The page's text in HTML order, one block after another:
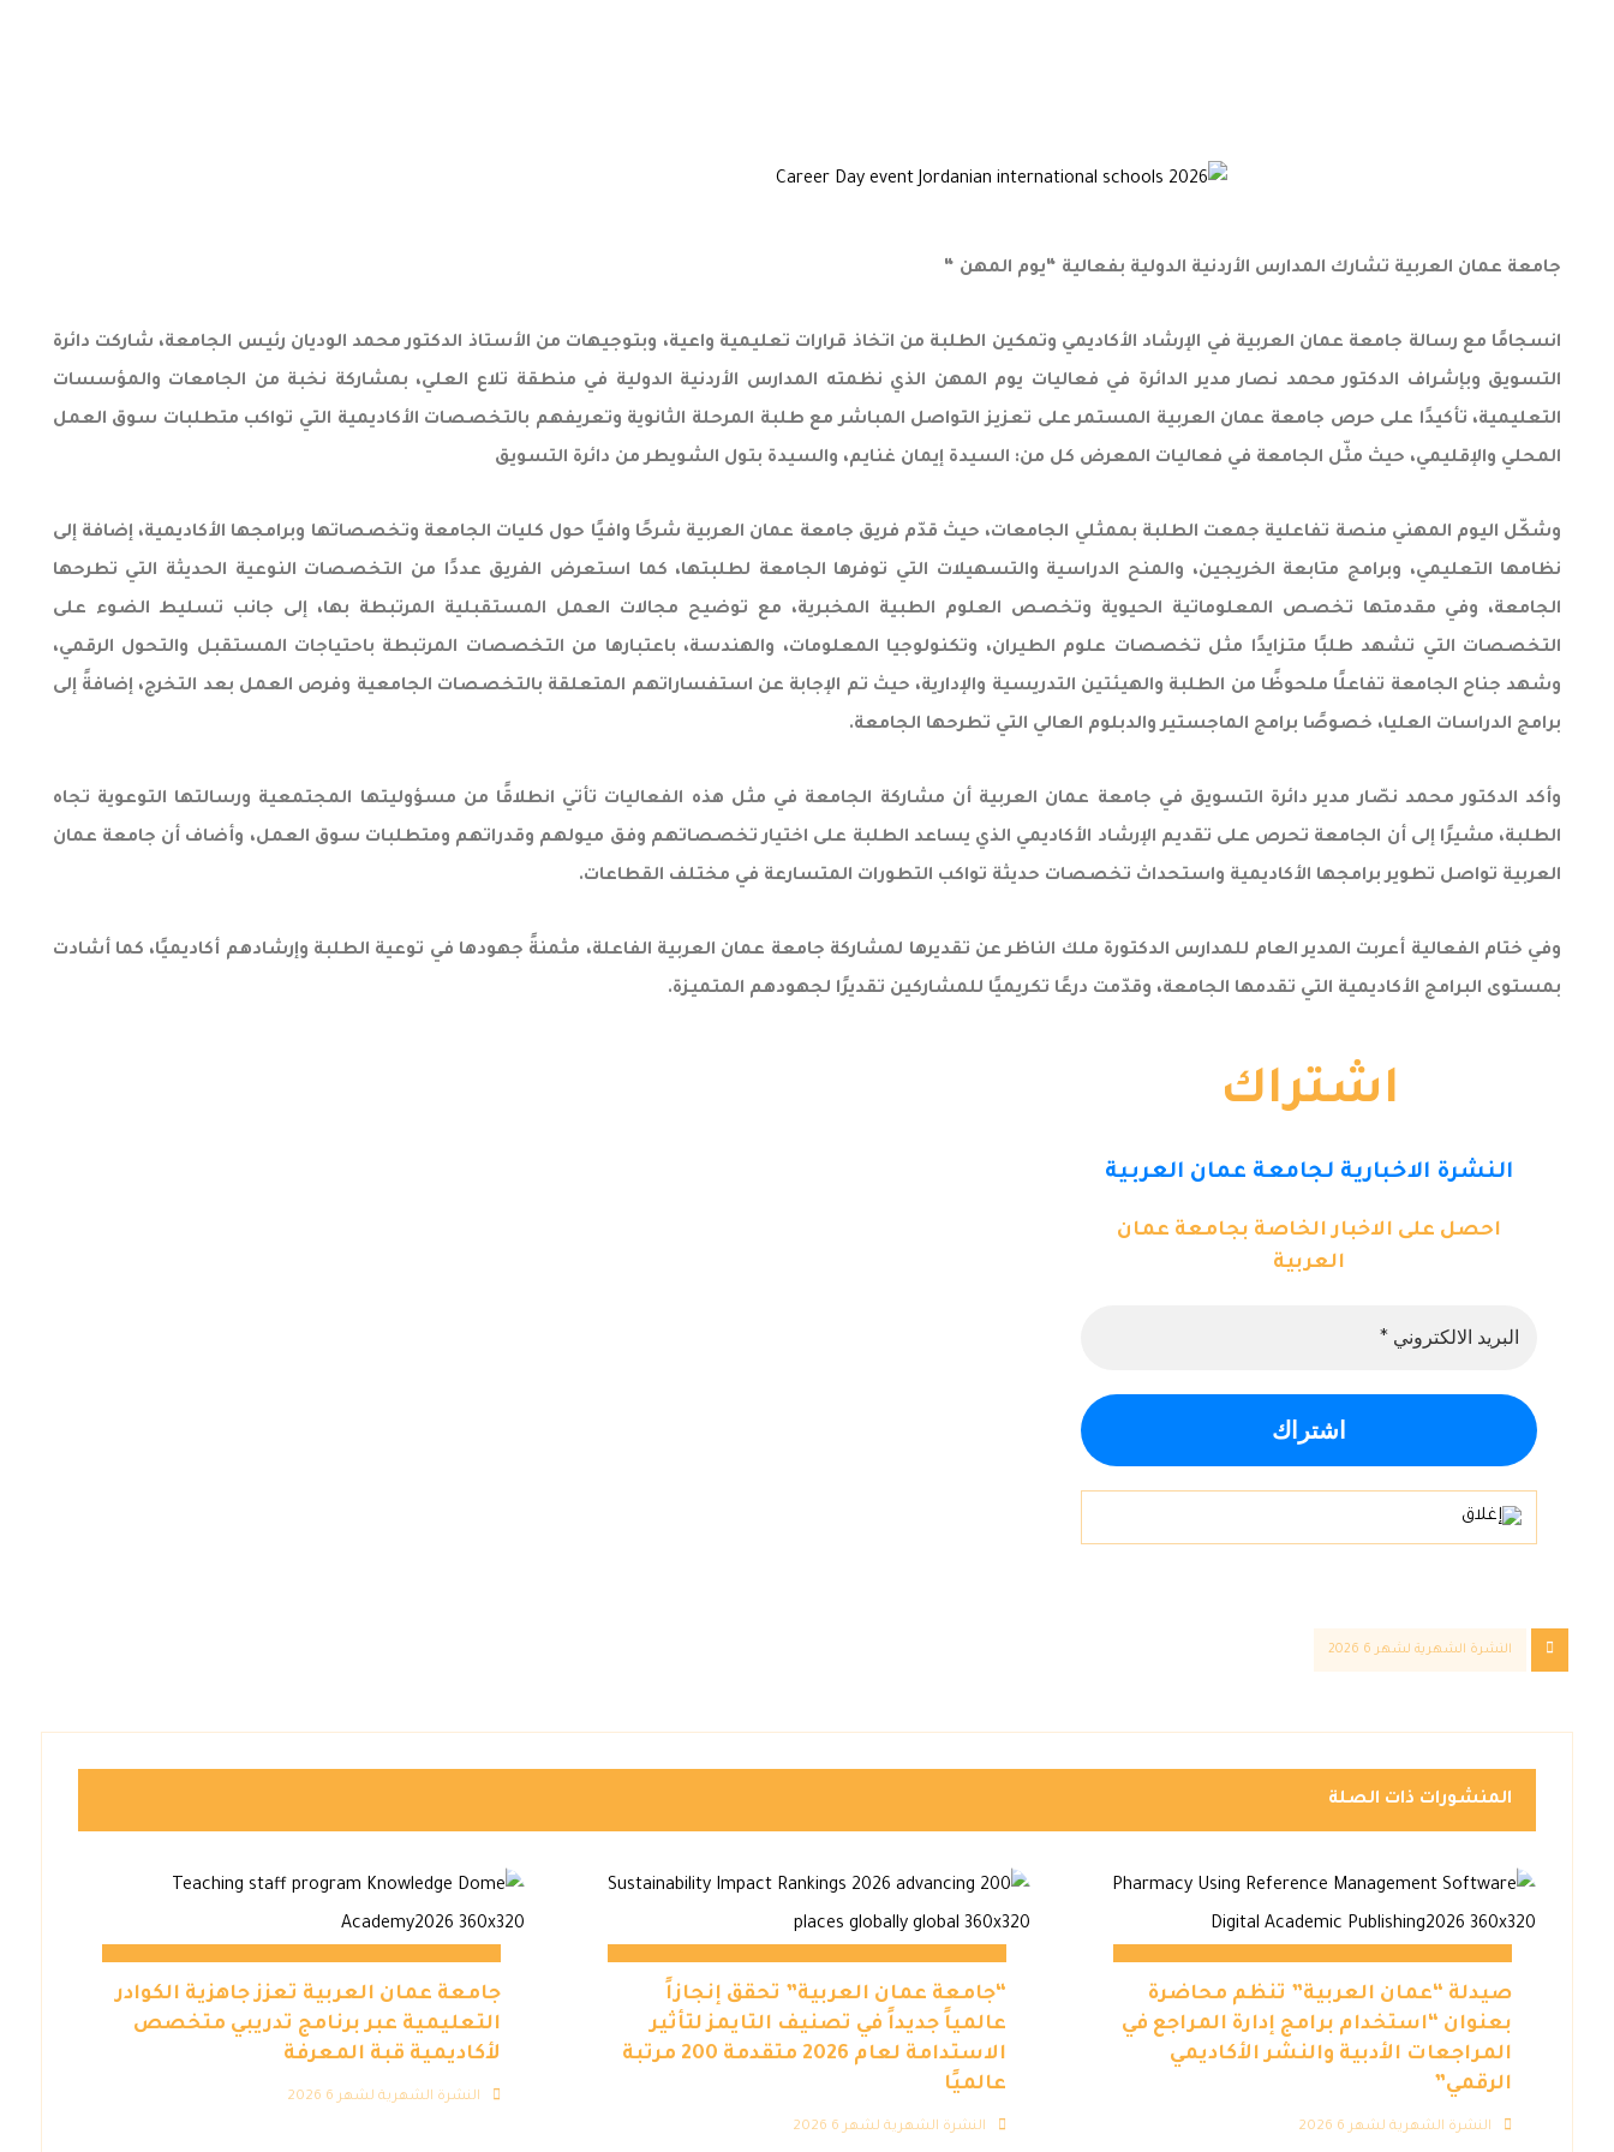
جامعة عمان العربية تشارك المدارس الأردنية الدولية بفعالية “يوم المهن “
انسجامًا مع رسالة جامعة عمان العربية في الإرشاد الأكاديمي وتمكين الطلبة من اتخاذ قرارات تعليمية واعية، وبتوجيهات من الأستاذ الدكتور محمد الوديان رئيس الجامعة، شاركت دائرة
التسويق وبإشراف الدكتور محمد نصار مدير الدائرة في فعاليات يوم المهن الذي نظمته المدارس الأردنية الدولية في منطقة تلاع العلي، بمشاركة نخبة من الجامعات والمؤسسات
التعليمية، تأكيدًا على حرص جامعة عمان العربية المستمر على تعزيز التواصل المباشر مع طلبة المرحلة الثانوية وتعريفهم بالتخصصات الأكاديمية التي تواكب متطلبات سوق العمل
المحلي والإقليمي، حيث مثّل الجامعة في فعاليات المعرض كل من: السيدة إيمان غنايم، والسيدة بتول الشويطر من دائرة التسويق
وشكّل اليوم المهني منصة تفاعلية جمعت الطلبة بممثلي الجامعات، حيث قدّم فريق جامعة عمان العربية شرحًا وافيًا حول كليات الجامعة وتخصصاتها وبرامجها الأكاديمية، إضافة إلى
نظامها التعليمي، وبرامج متابعة الخريجين، والمنح الدراسية والتسهيلات التي توفرها الجامعة لطلبتها، كما استعرض الفريق عددًا من التخصصات النوعية الحديثة التي تطرحها
الجامعة، وفي مقدمتها تخصص المعلوماتية الحيوية وتخصص العلوم الطبية المخبرية، مع توضيح مجالات العمل المستقبلية المرتبطة بها، إلى جانب تسليط الضوء على
التخصصات التي تشهد طلبًا متزايدًا مثل تخصصات علوم الطيران، وتكنولوجيا المعلومات، والهندسة، باعتبارها من التخصصات المرتبطة باحتياجات المستقبل والتحول الرقمي،
وشهد جناح الجامعة تفاعلًا ملحوظًا من الطلبة والهيئتين التدريسية والإدارية، حيث تم الإجابة عن استفساراتهم المتعلقة بالتخصصات الجامعية وفرص العمل بعد التخرج، إضافةً إلى
برامج الدراسات العليا، خصوصًا برامج الماجستير والدبلوم العالي التي تطرحها الجامعة.
وأكد الدكتور محمد نصّار مدير دائرة التسويق في جامعة عمان العربية أن مشاركة الجامعة في مثل هذه الفعاليات تأتي انطلاقًا من مسؤوليتها المجتمعية ورسالتها التوعوية تجاه
الطلبة، مشيرًا إلى أن الجامعة تحرص على تقديم الإرشاد الأكاديمي الذي يساعد الطلبة على اختيار تخصصاتهم وفق ميولهم وقدراتهم ومتطلبات سوق العمل، وأضاف أن جامعة عمان
العربية تواصل تطوير برامجها الأكاديمية واستحداث تخصصات حديثة تواكب التطورات المتسارعة في مختلف القطاعات.
وفي ختام الفعالية أعربت المدير العام للمدارس الدكتورة ملك الناظر عن تقديرها لمشاركة جامعة عمان العربية الفاعلة، مثمنةً جهودها في توعية الطلبة وإرشادهم أكاديميًا، كما أشادت
بمستوى البرامج الأكاديمية التي تقدمها الجامعة، وقدّمت درعًا تكريميًا للمشاركين تقديرًا لجهودهم المتميزة.
اشتراك
النشرة الاخبارية لجامعة عمان العربية
احصل على الاخبار الخاصة بجامعة عمان
العربية
النشرة الشهرية لشهر 6 2026
المنشورات ذات الصلة
صيدلة “عمان العربية” تنظم محاضرة
بعنوان “استخدام برامج إدارة المراجع في
المراجعات الأدبية والنشر الأكاديمي
الرقمي”
النشرة الشهرية لشهر 6 2026
“جامعة عمان العربية” تحقق إنجازاً
عالمياً جديداً في تصنيف التايمز لتأثير
الاستدامة لعام 2026 متقدمة 200 مرتبة
عالميًا
النشرة الشهرية لشهر 6 2026
جامعة عمان العربية تعزز جاهزية الكوادر
التعليمية عبر برنامج تدريبي متخصص
لأكاديمية قبة المعرفة
النشرة الشهرية لشهر 6 2026